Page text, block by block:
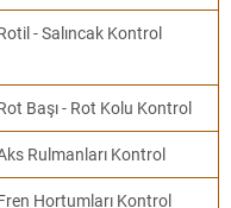
- Salıncak Kontrol
Başı - Rot Kolu Kontrol
Rulmanları Kontrol
Hortumları Kontrol